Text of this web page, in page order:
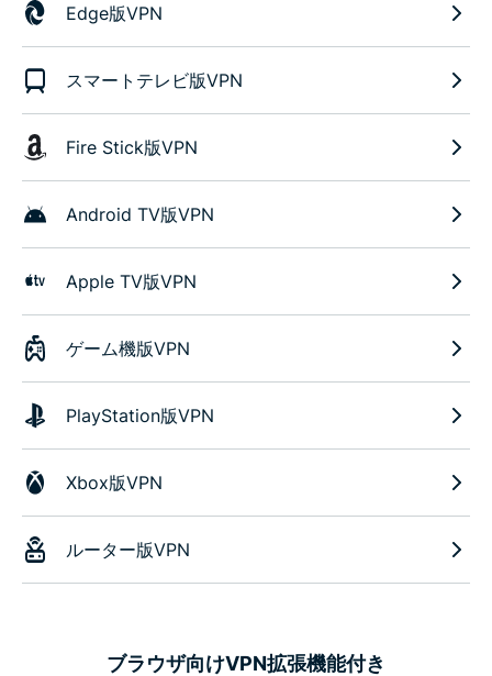
Edge版VPN
スマートテレビ版VPN
Fire Stick版VPN
Android TV版VPN
Apple TV版VPN
ゲーム機版VPN
PlayStation版VPN
Xbox版VPN
ルーター版VPN
ブラウザ向けVPN拡張機能付き